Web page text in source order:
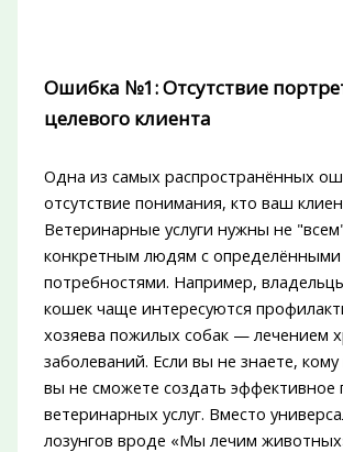
Ошибка №1: Отсутствие
целевого клиента
Одна из самых распространённых
отсутствие понимания, кто ваш
Ветеринарные услуги нужны не
конкретным людям с определёнными
потребностями. Например,
кошек чаще интересуются
хозяева пожилых собак — лечением
заболеваний. Если вы не знаете,
вы не сможете создать
ветеринарных услуг. Вместо
лозунгов вроде «Мы лечим